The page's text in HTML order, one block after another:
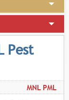
Pest
MNL PML